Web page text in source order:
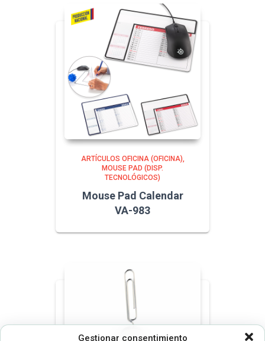
Gestionar consentimiento
ARTÍCULOS OFICINA (OFICINA)
MOUSE PAD (DISP.
TECNOLÓGICOS)
Mouse Pad Calendar
VA-983